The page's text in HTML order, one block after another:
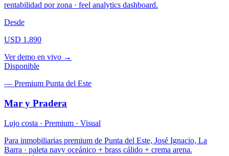
rentabilidad por zona · feel analytics dashboard.
Desde
USD 1.890
Ver demo en vivo →
Disponible
— Premium Punta del Este
Mar y Pradera
Lujo costa · Premium · Visual
Para inmobiliarias premium de Punta del Este, José Ignacio, La
Barra · paleta navy oceánico + brass cálido + crema arena.